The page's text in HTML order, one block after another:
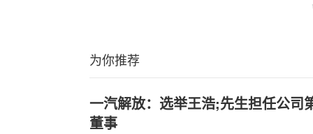
为你推荐
一汽解放：选举王浩;先生担任公司
董事